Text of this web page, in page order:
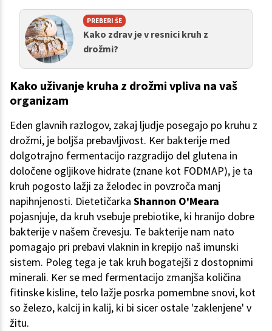
PREBERI ŠE
Kako zdrav je v resnici kruh z
drožmi?
Kako uživanje kruha z drožmi vpliva na vaš
organizam
Eden glavnih razlogov, zakaj ljudje posegajo po kruhu z
drožmi, je boljša prebavljivost. Ker bakterije med
dolgotrajno fermentacijo razgradijo del glutena in
določene ogljikove hidrate (znane kot FODMAP), je ta
kruh pogosto lažji za želodec in povzroča manj
napihnjenosti. Dietetičarka Shannon O'Meara
pojasnjuje, da kruh vsebuje prebiotike, ki hranijo dobre
bakterije v našem črevesju. Te bakterije nam nato
pomagajo pri prebavi vlaknin in krepijo naš imunski
sistem. Poleg tega je tak kruh bogatejši z dostopnimi
minerali. Ker se med fermentacijo zmanjša količina
fitinske kisline, telo lažje posrka pomembne snovi, kot
so železo, kalcij in kalij, ki bi sicer ostale 'zaklenjene' v
žitu.